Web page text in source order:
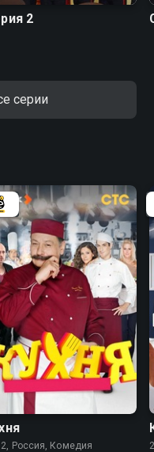
в хорошем HD
2
серии
8.2 8.4
Россия, Комедия